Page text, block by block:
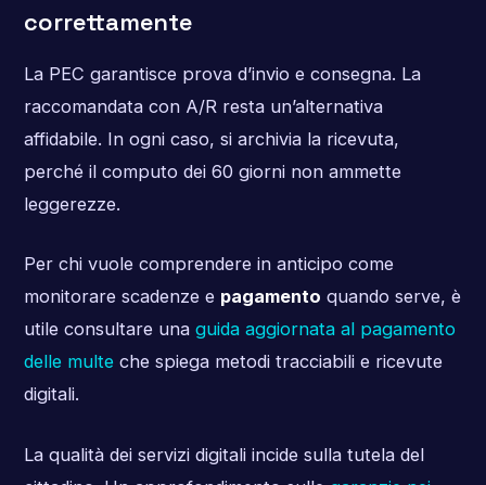
correttamente
La PEC garantisce prova d’invio e consegna. La
raccomandata con A/R resta un’alternativa
affidabile. In ogni caso, si archivia la ricevuta,
perché il computo dei 60 giorni non ammette
leggerezze.
Per chi vuole comprendere in anticipo come
monitorare scadenze e pagamento quando serve, è
utile consultare una guida aggiornata al pagamento
delle multe che spiega metodi tracciabili e ricevute
digitali.
La qualità dei servizi digitali incide sulla tutela del